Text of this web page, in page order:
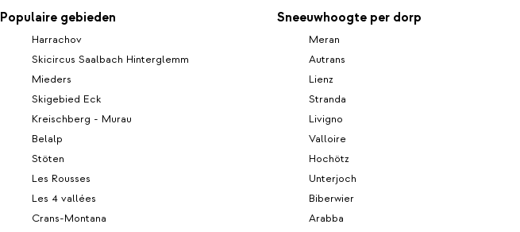
Populaire gebieden
Harrachov
Skicircus Saalbach Hinterglemm
Mieders
Skigebied Eck
Kreischberg - Murau
Belalp
Stöten
Les Rousses
Les 4 vallées
Crans-Montana
Sneeuwhoogte per dorp
Meran
Autrans
Lienz
Stranda
Livigno
Valloire
Hochötz
Unterjoch
Biberwier
Arabba